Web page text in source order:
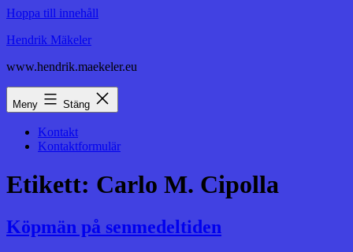
Hoppa till innehåll
Hendrik Mäkeler
www.hendrik.maekeler.eu
Meny Stäng
Kontakt
Kontaktformulär
Etikett: Carlo M. Cipolla
Köpmän på senmedeltiden